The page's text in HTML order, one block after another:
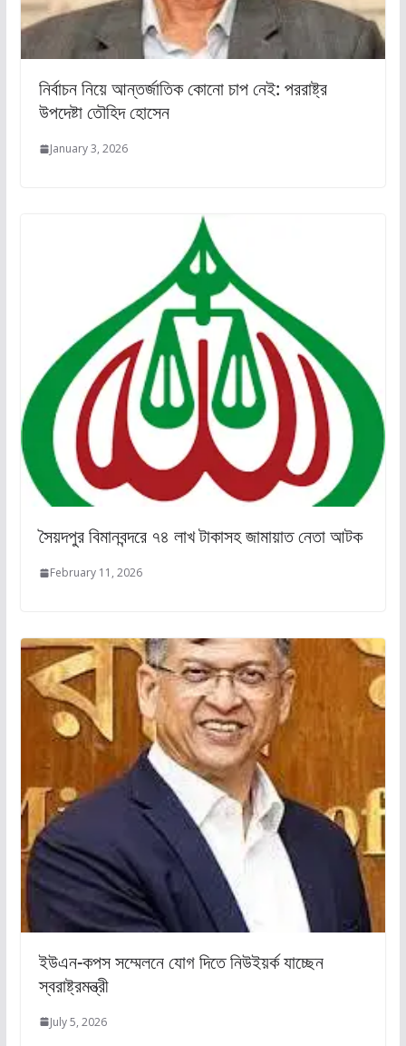
নির্বাচন নিয়ে আন্তর্জাতিক কোনো চাপ নেই: পররাষ্ট্র
উপদেষ্টা তৌহিদ হোসেন
January 3, 2026
সৈয়দপুর বিমানবন্দরে ৭৪ লাখ টাকাসহ জামায়াত নেতা আটক
February 11, 2026
ইউএন-কপস সম্মেলনে যোগ দিতে নিউইয়র্ক যাচ্ছেন
স্বরাষ্ট্রমন্ত্রী
July 5, 2026